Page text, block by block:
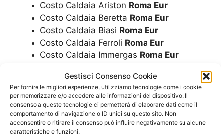
Gestisci Consenso Cookie
Per fornire le migliori esperienze, utilizziamo tecnologie come i cookie
per memorizzare e/o accedere alle informazioni del dispositivo. Il
consenso a queste tecnologie ci permetterà di elaborare dati come il
comportamento di navigazione o ID unici su questo sito. Non
acconsentire o ritirare il consenso può influire negativamente su alcune
caratteristiche e funzioni.
Costo Caldaia Ariston Roma Eur
Costo Caldaia Beretta Roma Eur
Costo Caldaia Biasi Roma Eur
Costo Caldaia Ferroli Roma Eur
Costo Caldaia Immergas Roma Eur
Costo Caldaia RielloRoma Eur
Costo Caldaia RinnaiRoma Eur
Costo Caldaia A CondensazioneRoma
Eur
Costo Caldaie
Roma Eur